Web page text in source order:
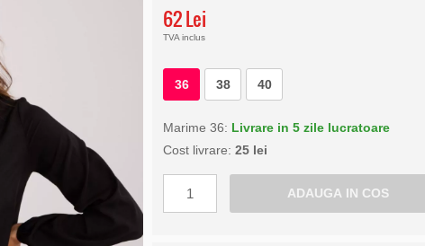
62 Lei
TVA inclus
36 38 40
Marime 36: Livrare in 5 zile lucratoare
Cost livrare: 25 lei